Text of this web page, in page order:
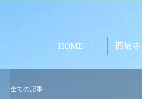
HOME 西敬
全ての記事